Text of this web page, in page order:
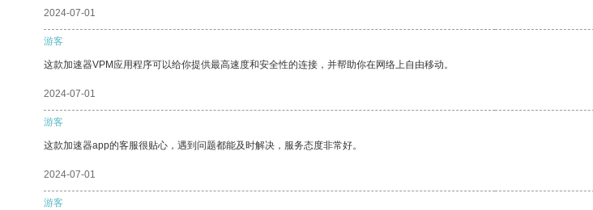
2024-07-01
游客
这款加速器VPM应用程序可以给你提供最高速度和安全性的连接，并帮助你在网络上自由移动。
2024-07-01
游客
这款加速器app的客服很贴心，遇到问题都能及时解决，服务态度非常好。
2024-07-01
游客